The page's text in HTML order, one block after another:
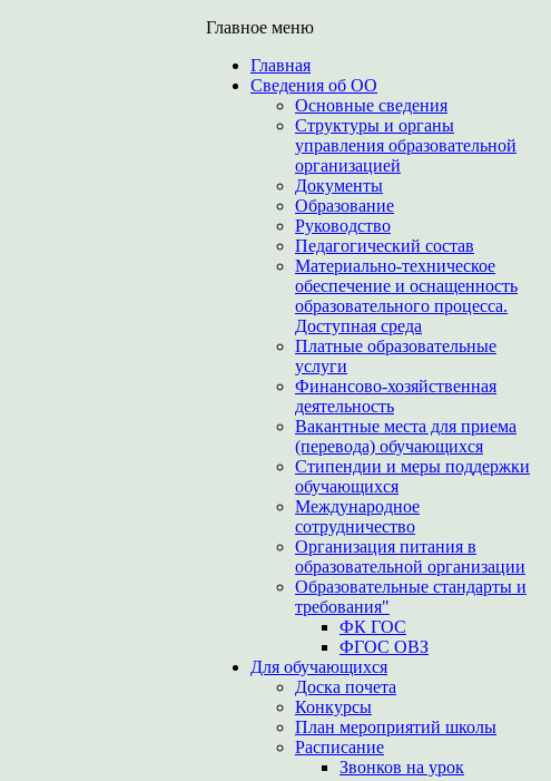
Главное меню
Главная
Сведения об ОО
Основные сведения
Структуры и органы
управления образовательной
организацией
Документы
Образование
Руководство
Педагогический состав
Материально-техническое
обеспечение и оснащенность
образовательного процесса.
Доступная среда
Платные образовательные
услуги
Финансово-хозяйственная
деятельность
Вакантные места для приема
(перевода) обучающихся
Стипендии и меры поддержки
обучающихся
Международное
сотрудничество
Организация питания в
образовательной организации
Образовательные стандарты и
требования"
ФК ГОС
ФГОС ОВЗ
Для обучающихся
Доска почета
Конкурсы
План мероприятий школы
Расписание
Звонков на урок